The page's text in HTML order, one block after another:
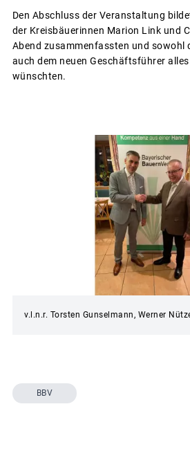
Den Abschluss der Veranstaltung
der Kreisbäuerinnen Marion Link und
Abend zusammenfassten und sowohl
auch dem neuen Geschäftsführer
wünschten.
v.l.n.r. Torsten Gunselmann, Werner
BBV